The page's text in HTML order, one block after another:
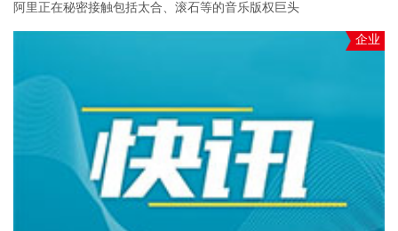
阿里正在秘密接触包括太合、滚石等的音乐版权巨头
企业